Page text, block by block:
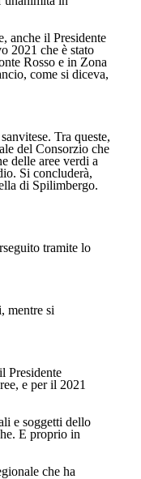
anche il Presidente
2021 che è stato
Rosso e in Zona
come si diceva,
Tra queste,
del Consorzio che
delle aree verdi a
Si concluderà,
di Spilimbergo.
tramite lo
mentre si
Presidente
e per il 2021
e soggetti dello
E proprio in
che ha